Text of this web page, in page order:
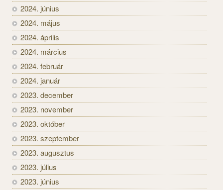
2024. június
2024. május
2024. április
2024. március
2024. február
2024. január
2023. december
2023. november
2023. október
2023. szeptember
2023. augusztus
2023. július
2023. június